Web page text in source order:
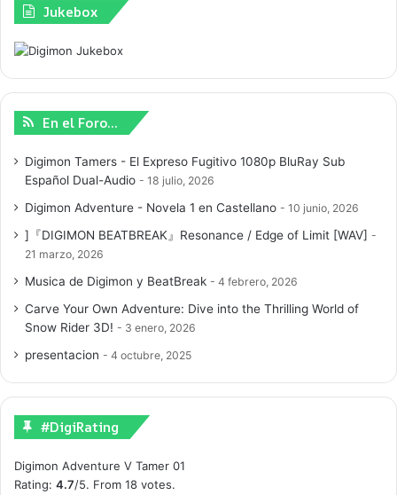
Jukebox
En el Foro…
Digimon Tamers - El Expreso Fugitivo 1080p BluRay Sub
Español Dual-Audio
18 julio, 2026
Digimon Adventure - Novela 1 en Castellano 10 junio, 2026
]『DIGIMON BEATBREAK』Resonance / Edge of Limit [WAV]
21 marzo, 2026
Musica de Digimon y BeatBreak 4 febrero, 2026
Carve Your Own Adventure: Dive into the Thrilling World of
Snow Rider 3D!
3 enero, 2026
presentacion 4 octubre, 2025
#DigiRating
Digimon Adventure V Tamer 01
Rating: 4.7/5. From 18 votes.